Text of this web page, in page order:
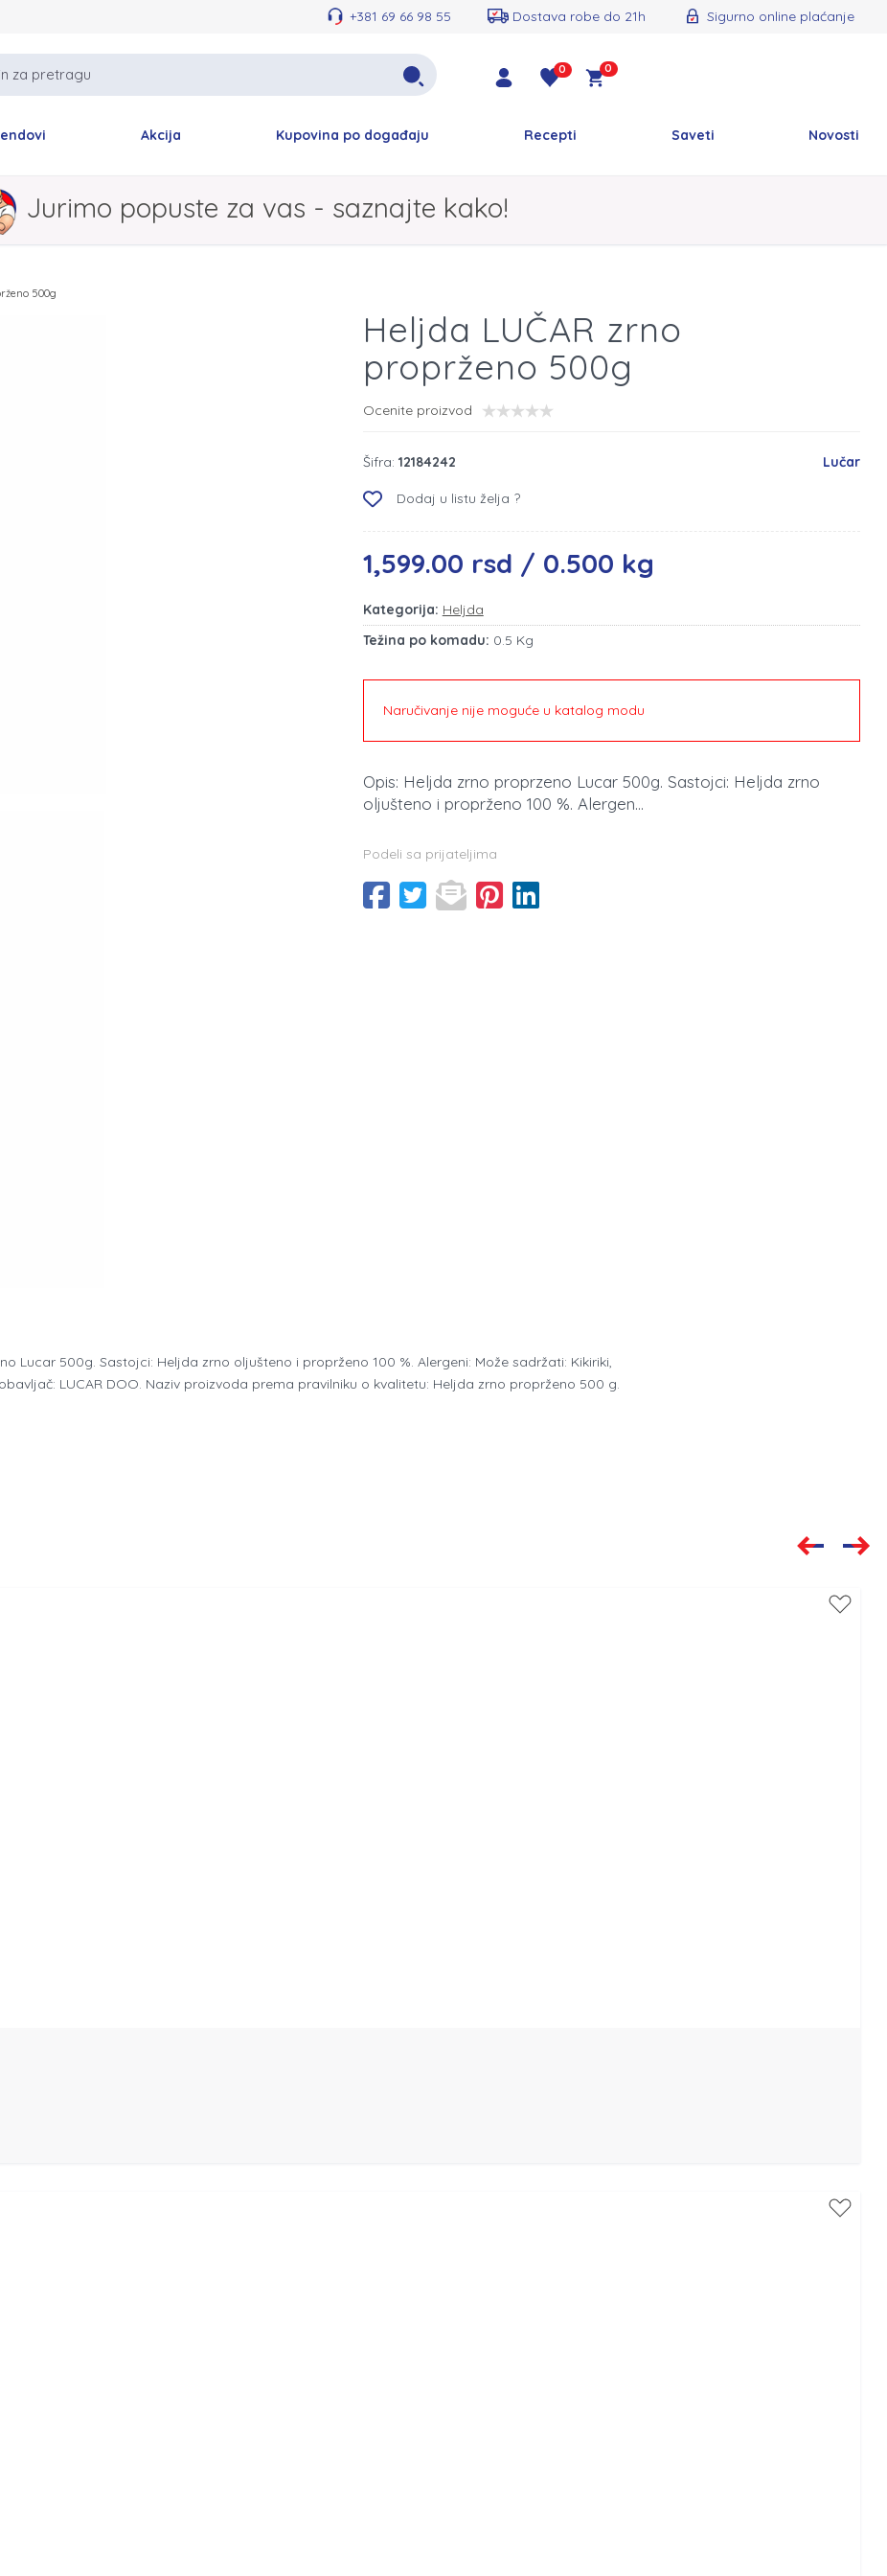
+381 69 66 98 55 Dostava robe do 21h Sigurno online plaćanje
0 0
Akcija Kupovina po događaju Recepti Saveti Novosti
Jurimo popuste za vas - saznajte kako!
500g
Heljda LUČAR zrno
proprženo 500g
Ocenite proizvod
Šifra: 12184242
Dodaj u listu želja ?
Lučar
1,599.00 rsd / 0.500 kg
Kategorija: Heljda
Težina po komadu: 0.5 Kg
Naručivanje nije moguće u katalog modu
Opis: Heljda zrno proprzeno Lucar 500g. Sastojci: Heljda zrno
oljušteno i proprženo 100 %. Alergen...
Podeli sa prijateljima
Lucar 500g. Sastojci: Heljda zrno oljušteno i proprženo 100 %. Alergeni: Može sadržati: Kikiriki,
LUCAR DOO. Naziv proizvoda prema pravilniku o kvalitetu: Heljda zrno proprženo 500 g.